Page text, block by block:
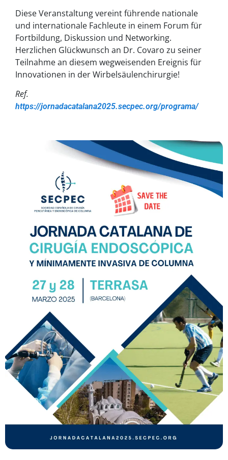
Diese Veranstaltung vereint führende nationale
und internationale Fachleute in einem Forum für
Fortbildung, Diskussion und Networking.
Herzlichen Glückwunsch an Dr. Covaro zu seiner
Teilnahme an diesem wegweisenden Ereignis für
Innovationen in der Wirbelsäulenchirurgie!
Ref.
https://jornadacatalana2025.secpec.org/programa/